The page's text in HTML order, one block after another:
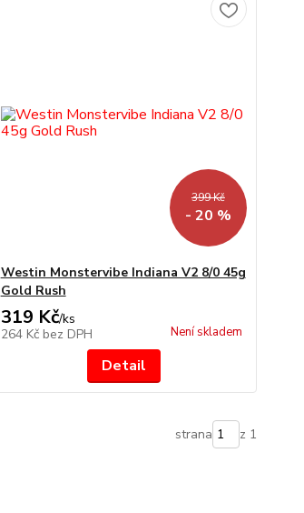
399 Kč
- 20 %
Westin Monstervibe Indiana V2 8/0 45g
Gold Rush
319 Kč/ks
264 Kč bez DPH Není skladem
Detail
strana z 1